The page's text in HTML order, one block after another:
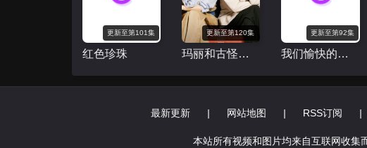
更新至第101集
红色珍珠
更新至第120集
玛丽和古怪爸爸们
更新至第92集
我们愉快的好日子
最新更新 | 网站地图 | RSS订阅 |
本站所有视频和图片均来自互联网收集